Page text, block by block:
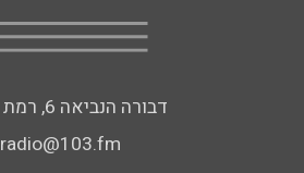
דבורה הנביאה 6, רמת השרון
radio@103.fm